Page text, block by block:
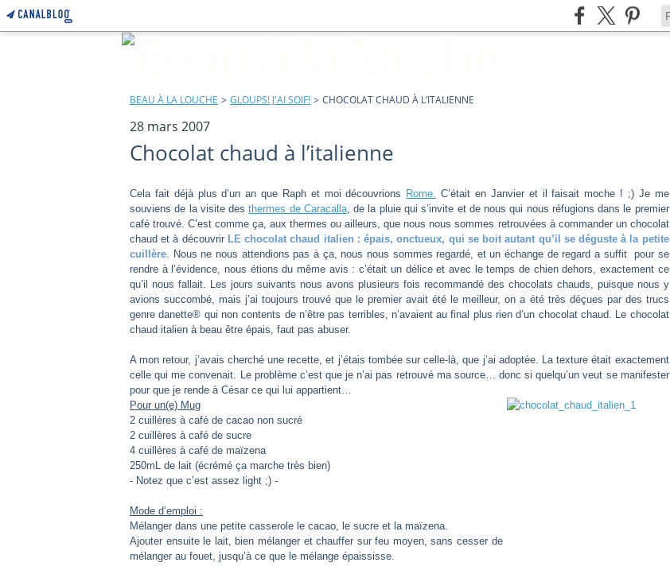
BEAU À LA LOUCHE > GLOUPS! J'AI SOIF! > CHOCOLAT CHAUD À L’ITALIENNE
28 mars 2007
Chocolat chaud à l’italienne
Cela fait déjà plus d’un an que Raph et moi découvrions Rome. C’était en Janvier et il faisait moche ! ;) Je me
souviens de la visite desthermes de Caracalla, de la pluie qui s’invite et de nous qui nous réfugions dans le premier
café trouvé. C’est comme ça, aux thermes ou ailleurs, que nous nous sommes retrouvées à commander un chocolat
chaud et à découvrir LE chocolat chaud italien : épais, onctueux, qui se boit autant qu’il se déguste à la petite
cuillère. Nous ne nous attendions pas à ça, nous nous sommes regardé, et un échange de regard a suffit pour se
rendre à l’évidence, nous étions du même avis : c’était un délice et avec le temps de chien dehors, exactement ce
qu’il nous fallait. Les jours suivants nous avons plusieurs fois recommandé des chocolats chauds, puisque nous y
avions succombé, mais j’ai toujours trouvé que le premier avait été le meilleur, on a été très déçues par des trucs
genre danette® qui non contents de n’être pas terribles, n’avaient au final plus rien d’un chocolat chaud. Le chocolat
chaud italien à beau être épais, faut pas abuser.
A mon retour, j’avais cherché une recette, et j’étais tombée sur celle-là, que j’ai adoptée. La texture était exactement
celle qui me convenait. Le problème c’est que je n’ai pas retrouvé ma source… donc si quelqu’un veut se manifester
pour que je rende à César ce qui lui appartient…
Pour un(e) Mug
2 cuillères à café de cacao non sucré
2 cuillères à café de sucre
4 cuillères à café de maïzena
250mL de lait (écrémé ça marche très bien)
- Notez que c’est assez light ;) -
Mode d’emploi :
Mélanger dans une petite casserole le cacao, le sucre et la maïzena.
Ajouter ensuite le lait, bien mélanger et chauffer sur feu moyen, sans cesser de
mélanger au fouet, jusqu’à ce que le mélange épaississe.